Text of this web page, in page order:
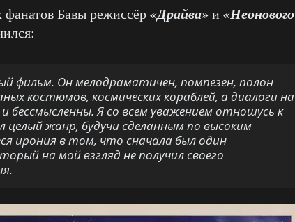
Бавы режиссёр«Драйва»и «Неонового
фильм. Он мелодраматичен, помпезен, полон
костюмов, космических кораблей, а диалоги на
бессмысленны. Я со всем уважением отношусь к
целый жанр, будучи сделанным по высоким
ирония в том, что сначала был один
на мой взгляд не получил своего